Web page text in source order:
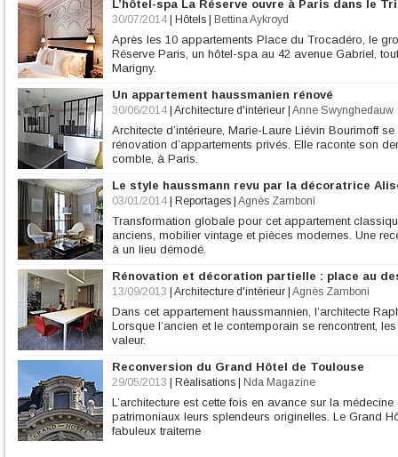
L’hôtel-spa La Réserve ouvre à Paris dans le
30/07/2014 Hôtels Bettina Aykroyd
Après les 10 appartements Place du Trocadéro, le
Réserve Paris, un hôtel-spa au 42 avenue Gabriel,
Marigny.
Un appartement haussmanien rénové
30/06/2014 Architecture d'intérieur Anne Swynghedauw
Architecte d’intérieure, Marie-Laure Liévin Bourimoff
rénovation d’appartements privés. Elle raconte son
comble, à Paris.
Le style haussmann revu par la décoratrice
03/01/2014 Reportages Agnès Zamboni
Transformation globale pour cet appartement
anciens, mobilier vintage et pièces modernes. Une
à un lieu démodé.
Rénovation et décoration partielle : place au
13/09/2013 Architecture d'intérieur Agnès Zamboni
Dans cet appartement haussmannien, l’architecte
Lorsque l’ancien et le contemporain se rencontrent,
valeur.
Reconversion du Grand Hôtel de Toulouse
29/05/2013 Réalisations Nda Magazine
L’architecture est cette fois en avance sur la
patrimoniaux leurs splendeurs originelles. Le Grand
fabuleux traiteme